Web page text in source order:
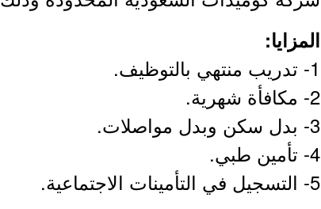
المزايا:
1- تدريب منتهي بالتوظيف.
2- مكافأة شهرية.
3- بدل سكن وبدل مواصلات.
4- تأمين طبي.
5- التسجيل في التأمينات الاجتماعية.